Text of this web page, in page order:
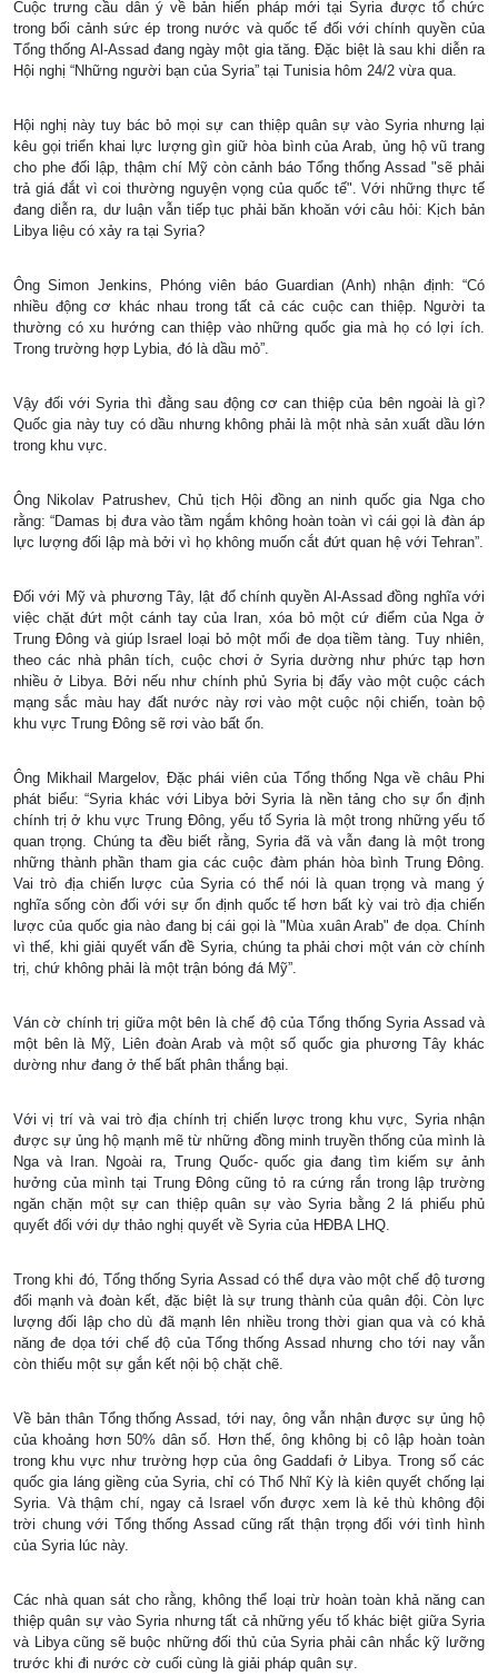
Cuộc trưng cầu dân ý về bản hiến pháp mới tại Syria được tổ chức
trong bối cảnh sức ép trong nước và quốc tế đối với chính quyền của
Tổng thống Al-Assad đang ngày một gia tăng. Đặc biệt là sau khi diễn ra
Hội nghị “Những người bạn của Syria” tại Tunisia hôm 24/2 vừa qua.
Hội nghị này tuy bác bỏ mọi sự can thiệp quân sự vào Syria nhưng lại
kêu gọi triển khai lực lượng gìn giữ hòa bình của Arab, ủng hộ vũ trang
cho phe đối lập, thậm chí Mỹ còn cảnh báo Tổng thống Assad "sẽ phải
trả giá đắt vì coi thường nguyện vọng của quốc tế". Với những thực tế
đang diễn ra, dư luận vẫn tiếp tục phải băn khoăn với câu hỏi: Kịch bản
Libya liệu có xảy ra tại Syria?
Ông Simon Jenkins, Phóng viên báo Guardian (Anh) nhận định: “Có
nhiều động cơ khác nhau trong tất cả các cuộc can thiệp. Người ta
thường có xu hướng can thiệp vào những quốc gia mà họ có lợi ích.
Trong trường hợp Lybia, đó là dầu mỏ”.
Vậy đối với Syria thì đằng sau động cơ can thiệp của bên ngoài là gì?
Quốc gia này tuy có dầu nhưng không phải là một nhà sản xuất dầu lớn
trong khu vực.
Ông Nikolav Patrushev, Chủ tịch Hội đồng an ninh quốc gia Nga cho
rằng: “Damas bị đưa vào tầm ngắm không hoàn toàn vì cái gọi là đàn áp
lực lượng đối lập mà bởi vì họ không muốn cắt đứt quan hệ với Tehran”.
Đối với Mỹ và phương Tây, lật đổ chính quyền Al-Assad đồng nghĩa với
việc chặt đứt một cánh tay của Iran, xóa bỏ một cứ điểm của Nga ở
Trung Đông và giúp Israel loại bỏ một mối đe dọa tiềm tàng. Tuy nhiên,
theo các nhà phân tích, cuộc chơi ở Syria dường như phức tạp hơn
nhiều ở Libya. Bởi nếu như chính phủ Syria bị đẩy vào một cuộc cách
mạng sắc màu hay đất nước này rơi vào một cuộc nội chiến, toàn bộ
khu vực Trung Đông sẽ rơi vào bất ổn.
Ông Mikhail Margelov, Đặc phái viên của Tổng thống Nga về châu Phi
phát biểu: “Syria khác với Libya bởi Syria là nền tảng cho sự ổn định
chính trị ở khu vực Trung Đông, yếu tố Syria là một trong những yếu tố
quan trọng. Chúng ta đều biết rằng, Syria đã và vẫn đang là một trong
những thành phần tham gia các cuộc đàm phán hòa bình Trung Đông.
Vai trò địa chiến lược của Syria có thể nói là quan trọng và mang ý
nghĩa sống còn đối với sự ổn định quốc tế hơn bất kỳ vai trò địa chiến
lược của quốc gia nào đang bị cái gọi là "Mùa xuân Arab" đe dọa. Chính
vì thế, khi giải quyết vấn đề Syria, chúng ta phải chơi một ván cờ chính
trị, chứ không phải là một trận bóng đá Mỹ”.
Ván cờ chính trị giữa một bên là chế độ của Tổng thống Syria Assad và
một bên là Mỹ, Liên đoàn Arab và một số quốc gia phương Tây khác
dường như đang ở thế bất phân thắng bại.
Với vị trí và vai trò địa chính trị chiến lược trong khu vực, Syria nhận
được sự ủng hộ mạnh mẽ từ những đồng minh truyền thống của mình là
Nga và Iran. Ngoài ra, Trung Quốc- quốc gia đang tìm kiếm sự ảnh
hưởng của mình tại Trung Đông cũng tỏ ra cứng rắn trong lập trường
ngăn chặn một sự can thiệp quân sự vào Syria bằng 2 lá phiếu phủ
quyết đối với dự thảo nghị quyết về Syria của HĐBA LHQ.
Trong khi đó, Tổng thống Syria Assad có thể dựa vào một chế độ tương
đối mạnh và đoàn kết, đặc biệt là sự trung thành của quân đội. Còn lực
lượng đối lập cho dù đã mạnh lên nhiều trong thời gian qua và có khả
năng đe dọa tới chế độ của Tổng thống Assad nhưng cho tới nay vẫn
còn thiếu một sự gắn kết nội bộ chặt chẽ.
Về bản thân Tổng thống Assad, tới nay, ông vẫn nhận được sự ủng hộ
của khoảng hơn 50% dân số. Hơn thế, ông không bị cô lập hoàn toàn
trong khu vực như trường hợp của ông Gaddafi ở Libya. Trong số các
quốc gia láng giềng của Syria, chỉ có Thổ Nhĩ Kỳ là kiên quyết chống lại
Syria. Và thậm chí, ngay cả Israel vốn được xem là kẻ thù không đội
trời chung với Tổng thống Assad cũng rất thận trọng đối với tình hình
của Syria lúc này.
Các nhà quan sát cho rằng, không thể loại trừ hoàn toàn khả năng can
thiệp quân sự vào Syria nhưng tất cả những yếu tố khác biệt giữa Syria
và Libya cũng sẽ buộc những đối thủ của Syria phải cân nhắc kỹ lưỡng
trước khi đi nước cờ cuối cùng là giải pháp quân sự.